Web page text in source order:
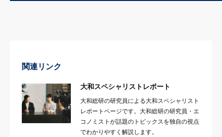
関連リンク
大和スペシャリストレポート
大和総研の研究員による大和スペシャリスト
レポートページです。大和総研の研究員・エ
コノミストが話題のトピックスを独自の視点
でわかりやすく解説します。